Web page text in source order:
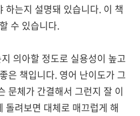
하는지 설명돼 있습니다. 이 책
수 있습니다.
의아할 정도로 실용성이 높고
은 책입니다. 영어 난이도가 그
문체가 간결해서 그런지 잘 이
돌려보면 대체로 매끄럽게 해